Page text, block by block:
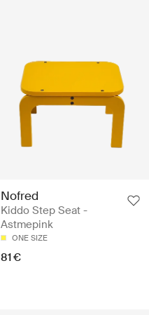
Nofred
Kiddo Step Seat -
Astmepink
ONE SIZE
81 €